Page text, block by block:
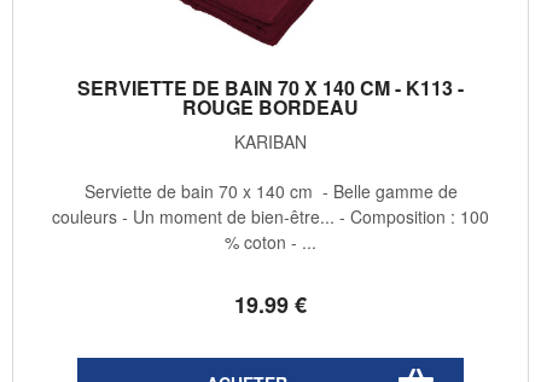
SERVIETTE DE BAIN 70 X 140 CM - K113 -
ROUGE BORDEAU
KARIBAN
19.99€
Serviette de bain 70 x 140 cm - Belle gamme de
couleurs - Un moment de bien-être... - Composition : 100
% coton - ...